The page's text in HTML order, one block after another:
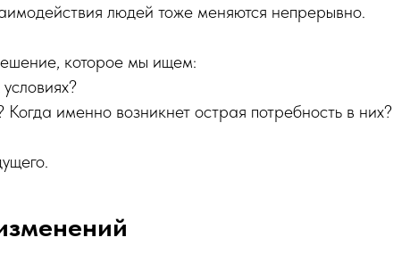
людей тоже меняются непрерывно.
которое мы ищем:
именно возникнет острая потребность в них?